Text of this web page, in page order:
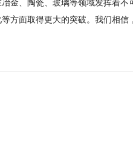
金、陶瓷、玻璃等领域发挥着
方面取得更大的突破。我们相